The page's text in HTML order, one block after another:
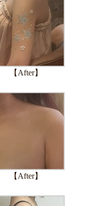
【After】
【After】